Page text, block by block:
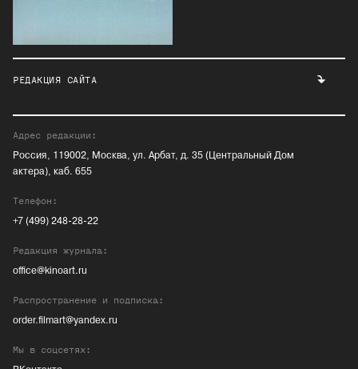
РЕДАКЦИЯ САЙТА
Адрес редакции:
Россия, 119002, Москва, ул. Арбат, д. 35 (Центральный Дом
актера), каб. 655
Телефон:
+7 (499) 248-28-22
Редакция журнала:
office@kinoart.ru
Распространение и подписка:
order.filmart@yandex.ru
Мы в соцсетях: